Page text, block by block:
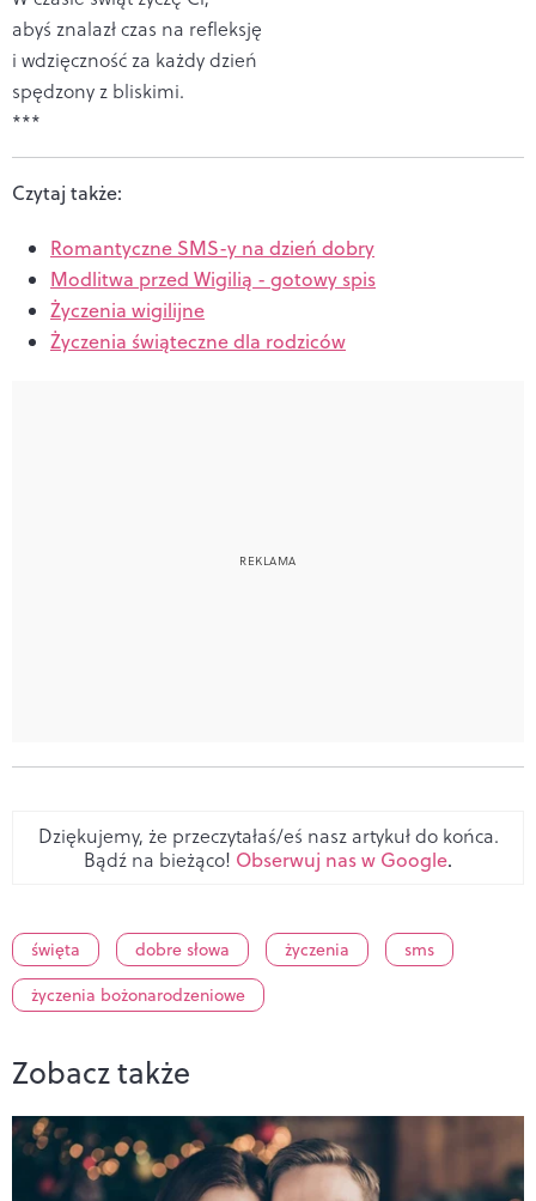
abyś znalazł czas na refleksję
i wdzięczność za każdy dzień
spędzony z bliskimi.
***
Czytaj także:
Romantyczne SMS-y na dzień dobry
Modlitwa przed Wigilią - gotowy spis
Życzenia wigilijne
Życzenia świąteczne dla rodziców
Dziękujemy, że przeczytałaś/eś nasz artykuł do końca.
Bądź na bieżąco! Obserwuj nas w Google.
święta dobre słowa życzenia
sms
życzenia bożonarodzeniowe
Zobacz także